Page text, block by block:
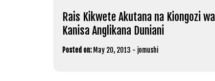
Rais Kikwete Akutana na Kiongozi wa
Kanisa Anglikana Duniani
Posted on: May 20, 2013 - jomushi